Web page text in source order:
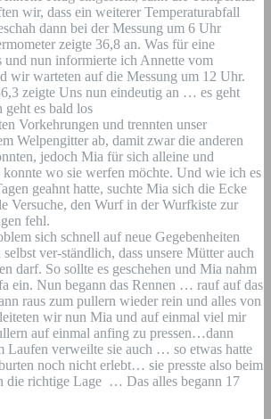
wir, dass ein weiterer Temperaturabfall
dann bei der Messung um 6 Uhr
zeigte 36,8 an. Was für eine
und nun informierte ich Annette vom
wir warteten auf die Messung um 12 Uhr.
zeigte Uns nun eindeutig an … es geht
es bald los
Vorkehrungen und trennten unser
Welpengitter ab, damit zwar die anderen
jedoch Mia für sich alleine und
konnte wo sie werfen möchte. Und wie ich es
geahnt hatte, suchte Mia sich die Ecke
Versuche, den Wurf in der Wurfkiste zur
fehl.
sich schnell auf neue Gegebenheiten
ver-ständlich, dass unsere Mütter auch
darf. So sollte es geschehen und Mia nahm
ein. Nun begann das Rennen … rauf auf das
raus zum pullern wieder rein und alles von
wir nun Mia und auf einmal viel mir
auf einmal anfing zu pressen…dann
Laufen verweilte sie auch … so etwas hatte
noch nicht erlebt… sie presste also beim
die richtige Lage … Das alles begann 17